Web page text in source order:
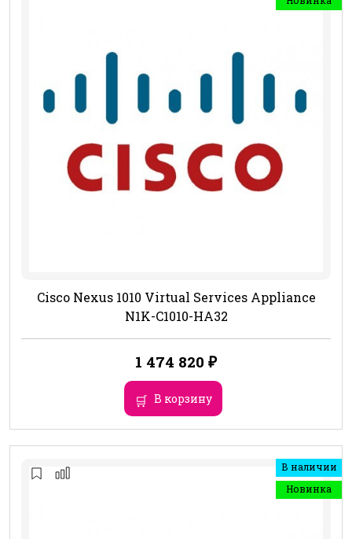
Cisco Nexus 1010 Virtual Services Appliance
N1K-C1010-HA32
1 474 820 ₽
В корзину
В наличии
Новинка